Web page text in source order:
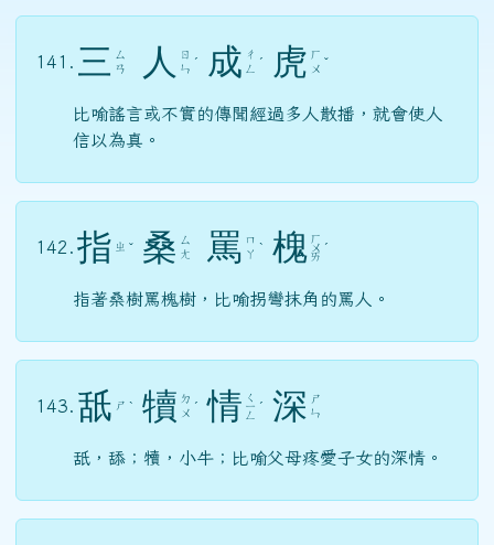
141. 三 ㄙ
ㄢ
人
ㄖ
ㄣ ˊ 成 ㄔ
ㄥ
ˊ 虎 ㄏ
ㄨ ˇ
比喻謠言或不實的傳聞經過多人散播，就會使人
信以為真。
142. 指 ㄓ ˇ 桑 ㄙ
ㄤ
罵 ㄇ
ㄚ ˋ 槐 ㄏ
ㄨ
ㄞ
ˊ
指著桑樹罵槐樹，比喻拐彎抹角的罵人。
143. 舐 ㄕ ˋ 犢 ㄉ
ㄨ ˊ 情 ㄑ
ㄧ
ㄥ
ˊ 深 ㄕ
ㄣ
舐，舔；犢，小牛；比喻父母疼愛子女的深情。